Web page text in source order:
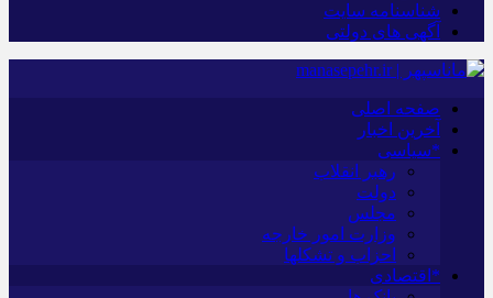
شناسنامه سایت
آگهی های دولتی
صفحه اصلی
آخرین اخبار
*سیاسی
رهبر انقلاب
دولت
مجلس
وزارت امور خارجه
احزاب و تشکلها
*اقتصادی